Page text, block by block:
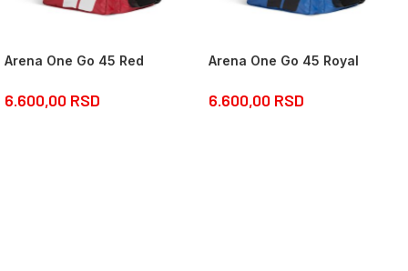
Arena One Go 45 Red
6.600,00 RSD
Arena One Go 45 Royal
6.600,00 RSD